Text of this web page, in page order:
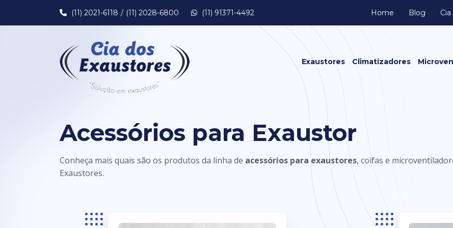
(11) 2021-6118 (11) 2028-6800 (11) 91371-4492 Home Blog
Exaustores
Exaustores Centrífugo
Exaustores Eólicos
Exaustores Fan Cooler
Exaustores para Cozinha
Climatizadores
Acessórios para Exaustor
Conheça mais quais são os produtos da linha de acessórios para exaustores, coifas e
Exaustores.